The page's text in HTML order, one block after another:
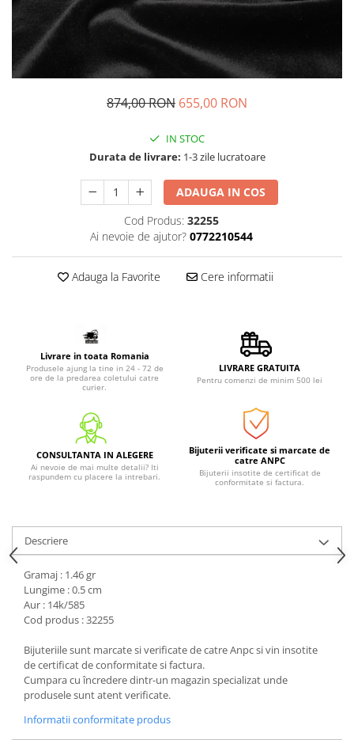
874,00 RON 655,00 RON
IN STOC
Durata de livrare: 1-3 zile lucratoare
ADAUGA IN COS
Cod Produs: 32255
Ai nevoie de ajutor? 0772210544
Adauga la Favorite Cere informatii
Livrare in toata Romania
Produsele ajung la tine in 24 - 72 de
ore de la predarea coletului catre
curier.
LIVRARE GRATUITA
Pentru comenzi de minim 500 lei
CONSULTANTA IN ALEGERE
Ai nevoie de mai multe detalii? Iti
raspundem cu placere la intrebari.
Bijuterii verificate si marcate de
catre ANPC
Bijuterii insotite de certificat de
conformitate si factura.
Descriere
Gramaj : 1.46 gr
Lungime : 0.5 cm
Aur : 14k/585
Cod produs : 32255
Bijuteriile sunt marcate si verificate de catre Anpc si vin insotite
de certificat de conformitate si factura.
Cumpara cu încredere dintr-un magazin specializat unde
produsele sunt atent verificate.
Informatii conformitate produs